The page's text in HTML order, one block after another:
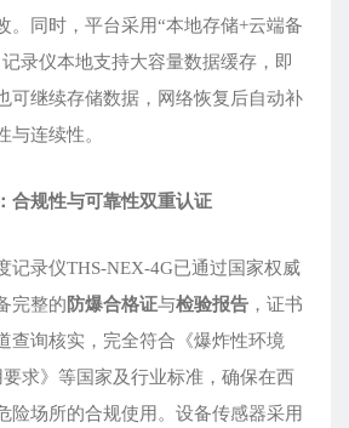
。同时，平台采用“本地存储+云端备
录仪本地支持大容量数据缓存，即
可继续存储数据，网络恢复后自动补
与连续性。
合规性与可靠性双重认证
记录仪THS-NEX-4G已通过国家权威
完整的防爆合格证与检验报告 ，证书
查询核实，完全符合《爆炸性环境
求》等国家及行业标准，确保在西
险场所的合规使用。设备传感器采用